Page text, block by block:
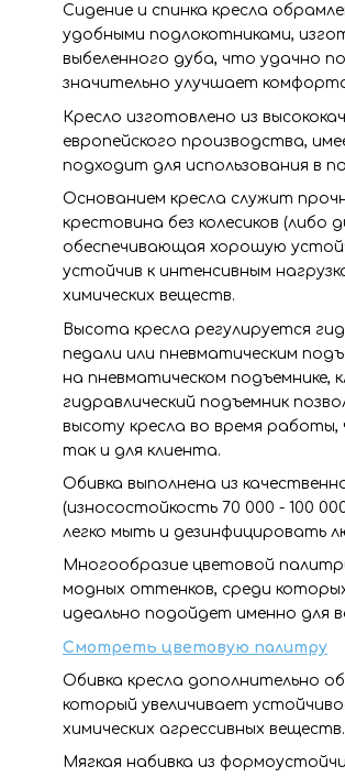
Сидение и спинка кресла
удобными подлокотниками,
выбеленного дуба, что удачно
значительно улучшает
Кресло изготовлено из
европейского производства,
подходит для использования в
Основанием кресла служит
крестовина без колесиков (либо
обеспечивающая хорошую
устойчив к интенсивным
химических веществ.
Высота кресла регулируется
педали или пневматическим
на пневматическом подъемнике,
гидравлический подъемник
высоту кресла во время
так и для клиента.
Обивка выполнена из
(износостойкость 70 000 - 100
легко мыть и дезинфицировать
Многообразие цветовой
модных оттенков, среди
идеально подойдет именно для
Смотреть цветовую палитру
Обивка кресла дополнительно
который увеличивает
химических агрессивных веществ.
Мягкая набивка из